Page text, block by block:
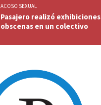
ACOSO SEXUAL
Pasajero realizó exhibiciones
obscenas en un colectivo